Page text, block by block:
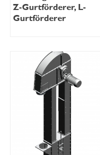
Z-Gurtförderer, L-
Gurtförderer